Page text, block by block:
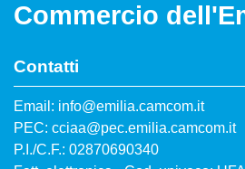
Commercio
Contatti
Email: info@emilia.camcom.it
PEC: cciaa@pec.emilia.camcom.it
P.I./C.F.: 02870690340